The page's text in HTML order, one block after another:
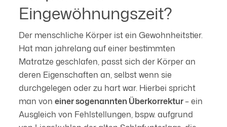
Eingewöhnungszeit?
Der menschliche Körper ist ein Gewohnheitstier.
Hat man jahrelang auf einer bestimmten
Matratze geschlafen, passt sich der Körper an
deren Eigenschaften an, selbst wenn sie
durchgelegen oder zu hart war. Hierbei spricht
man voneiner sogenannten Überkorrektur– ein
Ausgleich von Fehlstellungen, bspw. aufgrund